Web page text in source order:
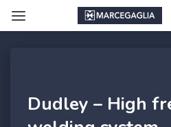
Dudley – High